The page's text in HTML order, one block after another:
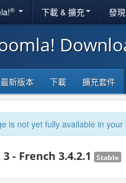
® 下載 & 擴充 發
最新版本 下載 擴充套件
is not yet fully available in
- French 3.4.2.1 Stable